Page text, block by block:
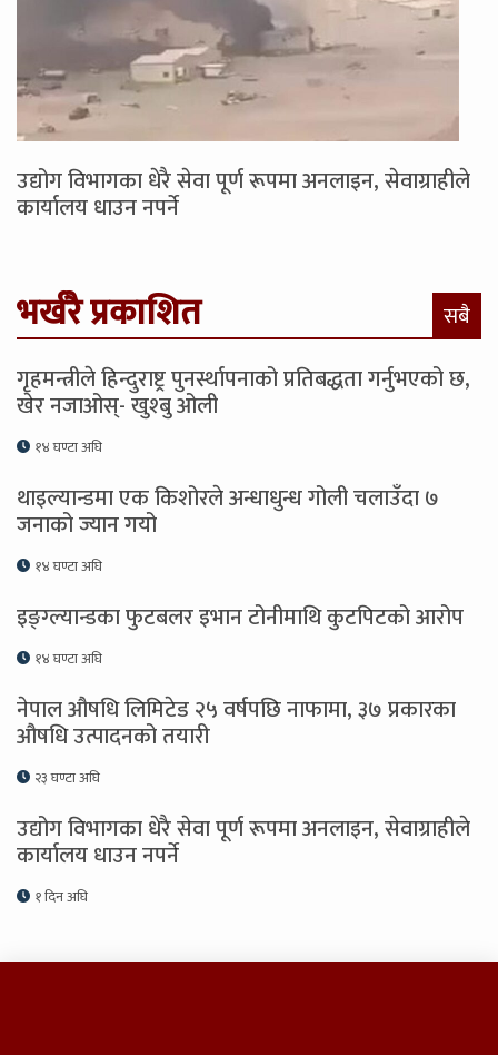
उद्योग विभागका धेरै सेवा पूर्ण रूपमा अनलाइन, सेवाग्राहीले
कार्यालय धाउन नपर्ने
भर्खरै प्रकाशित सबै
गृहमन्त्रीले हिन्दुराष्ट्र पुनर्स्थापनाको प्रतिबद्धता गर्नुभएको छ,
खेर नजाओस्- खुश्बु ओली
१४ घण्टा अघि
थाइल्यान्डमा एक किशोरले अन्धाधुन्ध गोली चलाउँदा ७
जनाको ज्यान गयो
१४ घण्टा अघि
इङ्ग्ल्यान्डका फुटबलर इभान टोनीमाथि कुटपिटको आरोप
१४ घण्टा अघि
नेपाल औषधि लिमिटेड २५ वर्षपछि नाफामा, ३७ प्रकारका
औषधि उत्पादनको तयारी
२३ घण्टा अघि
उद्योग विभागका धेरै सेवा पूर्ण रूपमा अनलाइन, सेवाग्राहीले
कार्यालय धाउन नपर्ने
१ दिन अघि